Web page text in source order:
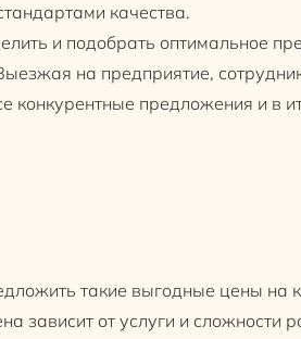
качества.
и подобрать оптимальное
на предприятие,
конкурентные предложения и в
такие выгодные цены на
зависит от услуги и сложности